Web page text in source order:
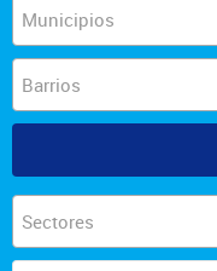
Municipios
Barrios
Sectores